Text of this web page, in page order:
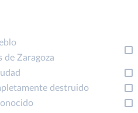
de Zaragoza
destruido